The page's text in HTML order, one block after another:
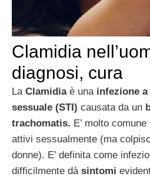
Clamidia
diagnosi, cura
La Clamidiaè una infezione
sessuale (STI) causata da un
trachomatis. E’ molto
attivi sessualmente (ma
donne). E’ definita come
difficilmente dà sintomi